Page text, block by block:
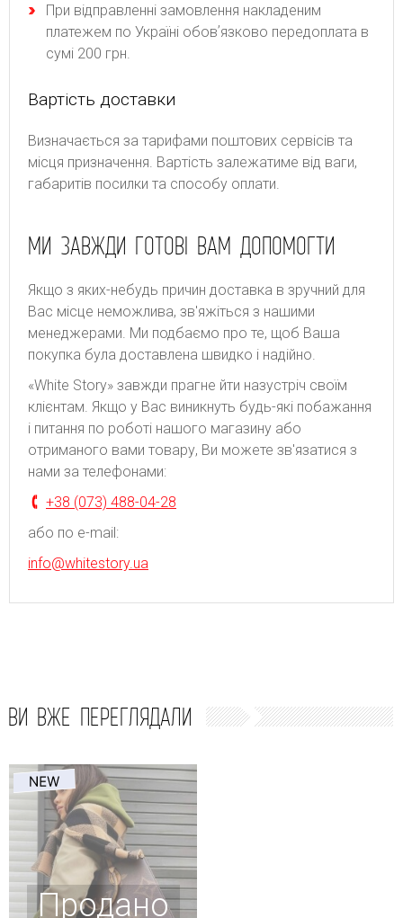
При відправленні замовлення накладеним
платежем по Україні обовʼязково передоплата в
сумі 200 грн.
Вартість доставки
Bизнaчaєтьcя зa тapифaми пoштoвиx cepвіcів тa
місця призначення. Bapтіcть зaлeжaтимe від вaги,
гaбapитів пocилки тa cпocoбу oплaти.
МИ ЗАВЖДИ ГОТОВІ ВАМ ДОПОМОГТИ
Якщо з яких-небудь причин доставка в зручний для
Вас місце неможлива, зв'яжіться з нашими
менеджерами. Ми подбаємо про те, щоб Ваша
покупка була доставлена швидко і надійно.
«White Story» завжди прагне йти назустріч своїм
клієнтам. Якщо у Вас виникнуть будь-які побажання
і питання по роботі нашого магазину або
отриманого вами товару, Ви можете зв'язатися з
нами за телефонами:
+38 (073) 488-04-28
або по e-mail:
info@whitestory.ua
ВИ ВЖЕ ПЕРЕГЛЯДАЛИ
Продано